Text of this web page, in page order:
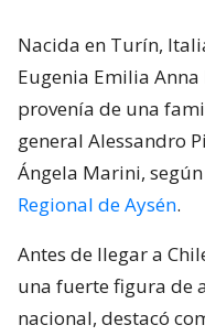
Nacida en Turín,
Eugenia Emilia
provenía de una
general Alessandro
Ángela Marini,
Regional de Aysén.
Antes de llegar a
una fuerte figura de
nacional, destacó